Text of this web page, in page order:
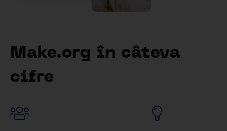
Make.org în câteva
cifre